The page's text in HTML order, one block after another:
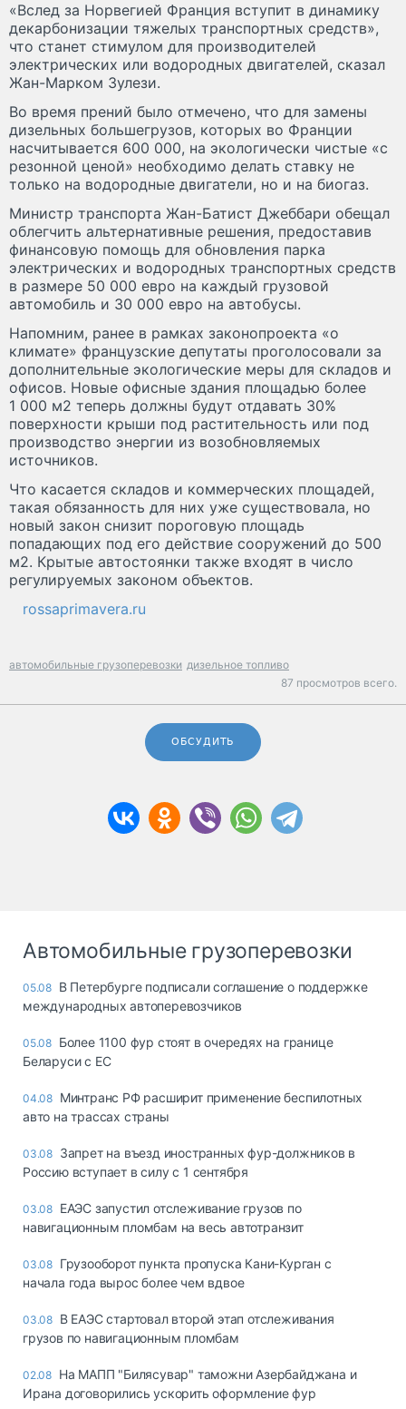
«Вслед за Норвегией Франция вступит в динамику
декарбонизации тяжелых транспортных средств»,
что станет стимулом для производителей
электрических или водородных двигателей, сказал
Жан-Марком Зулези.
Во время прений было отмечено, что для замены
дизельных большегрузов, которых во Франции
насчитывается 600 000, на экологически чистые «с
резонной ценой» необходимо делать ставку не
только на водородные двигатели, но и на биогаз.
Министр транспорта Жан-Батист Джеббари обещал
облегчить альтернативные решения, предоставив
финансовую помощь для обновления парка
электрических и водородных транспортных средств
в размере 50 000 евро на каждый грузовой
автомобиль и 30 000 евро на автобусы.
Напомним, ранее в рамках законопроекта «о
климате» французские депутаты проголосовали за
дополнительные экологические меры для складов и
офисов. Новые офисные здания площадью более
1 000 м2 теперь должны будут отдавать 30%
поверхности крыши под растительность или под
производство энергии из возобновляемых
источников.
Что касается складов и коммерческих площадей,
такая обязанность для них уже существовала, но
новый закон снизит пороговую площадь
попадающих под его действие сооружений до 500
м2. Крытые автостоянки также входят в число
регулируемых законом объектов.
rossaprimavera.ru
автомобильные грузоперевозки дизельное топливо
87 просмотров всего.
ОБСУДИТЬ
Автомобильные грузоперевозки
05.08 В Петербурге подписали соглашение о поддержке
международных автоперевозчиков
05.08 Более 1100 фур стоят в очередях на границе
Беларуси с ЕС
04.08 Минтранс РФ расширит применение беспилотных
авто на трассах страны
03.08 Запрет на въезд иностранных фур-должников в
Россию вступает в силу с 1 сентября
03.08 ЕАЭС запустил отслеживание грузов по
навигационным пломбам на весь автотранзит
03.08 Грузооборот пункта пропуска Кани-Курган с
начала года вырос более чем вдвое
03.08 В ЕАЭС стартовал второй этап отслеживания
грузов по навигационным пломбам
02.08 На МАПП "Билясувар" таможни Азербайджана и
Ирана договорились ускорить оформление фур